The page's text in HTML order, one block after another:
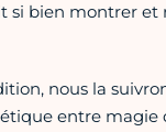
si bien montrer et
nous la
entre magie